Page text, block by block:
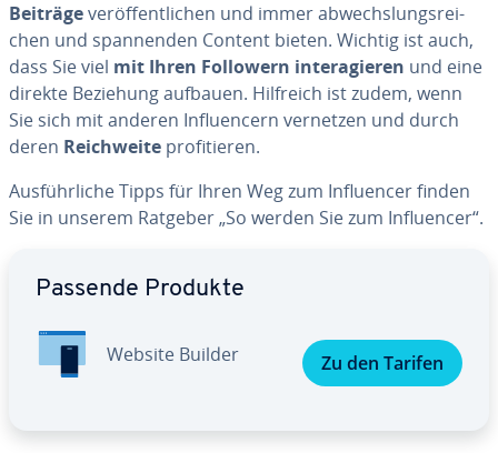
Beiträgever­öf­fent­li­chen und immer ab­wechs­lungs­rei­
chen und span­nen­den Content bieten. Wichtig ist auch,
dass Sie viel mit Ihren Followern in­ter­agie­ren und eine
direkte Beziehung aufbauen. Hilfreich ist zudem, wenn
Sie sich mit anderen In­fluen­cern vernetzen und durch
deren Reich­wei­te pro­fi­tie­ren.
Aus­führ­li­che Tipps für Ihren Weg zum In­fluen­cer finden
Sie in unserem Ratgeber „So werden Sie zum In­fluen­cer“.
Passende Produkte
Website Builder Zu den Tarifen